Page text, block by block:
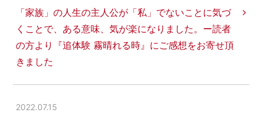
「家族」の人生の主人公が「私」でないことに気づ
くことで、ある意味、気が楽になりました。ー読者
の方より『追体験 霧晴れる時』にご感想をお寄せ頂
きました
2022.07.15